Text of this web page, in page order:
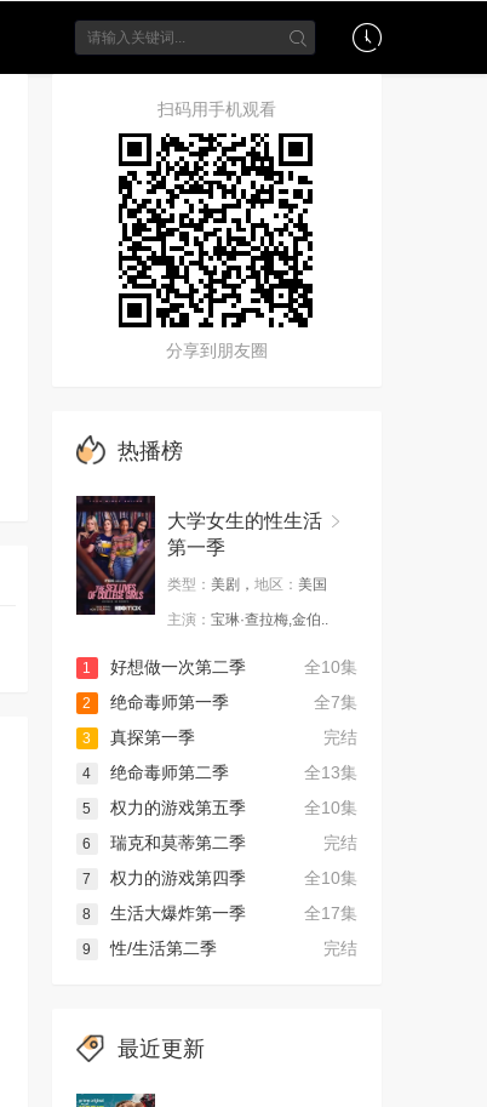
扫码用手机观看
分享到朋友圈
热播榜
大学女生的性生活
第一季
类型： 美剧， 地区： 美国
主演： 宝琳·查拉梅,金伯..
全10集
1
好想做一次第二季
全7集
2
绝命毒师第一季
完结
3
真探第一季
全13集
4
绝命毒师第二季
全10集
5
权力的游戏第五季
完结
6
瑞克和莫蒂第二季
全10集
7
权力的游戏第四季
全17集
8
生活大爆炸第一季
完结
9 性/生活第二季
最近更新